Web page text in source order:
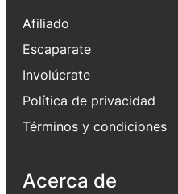
Afiliado
Escaparate
Involúcrate
Política de privacidad
Términos y condiciones
Acerca de